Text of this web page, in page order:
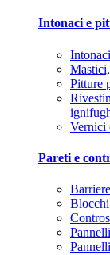
Intonaci e
Pitture
Vernici
Pareti e
Blocchi